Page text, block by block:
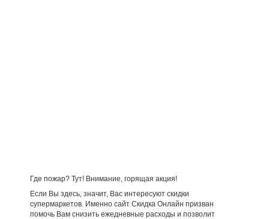
Где пожар? Тут! Внимание, горящая акция!
Если Вы здесь, значит, Вас интересуют скидки
супермаркетов. Именно сайт Скидка Онлайн призван
помочь Вам снизить ежедневные расходы и позволит